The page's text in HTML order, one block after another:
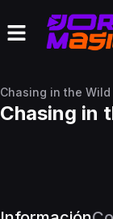
Chasing in the Wild
Chasing in